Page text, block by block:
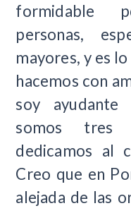
formidable
personas,
mayores, y es
hacemos con
soy ayudante
somos tres
dedicamos al
Creo que en
alejada de las